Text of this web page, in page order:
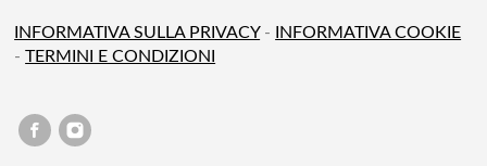
INFORMATIVA SULLA PRIVACY-
INFORMATIVA COOKIE
-TERMINI E CONDIZIONI